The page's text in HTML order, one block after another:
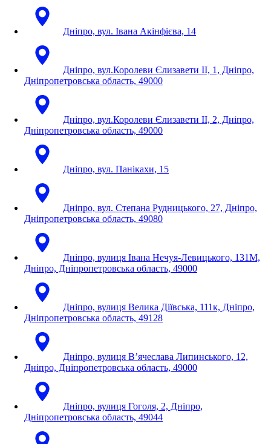
Дніпро, вул. Івана Акінфієва, 14
Дніпро, вул.Королеви Єлизавети ІІ, 1, Дніпро,
Дніпропетровська область, 49000
Дніпро, вул.Королеви Єлизавети ІІ, 2, Дніпро,
Дніпропетровська область, 49000
Дніпро, вул. Панікахи, 15
Дніпро, вул. Степана Рудницького, 27, Дніпро,
Дніпропетровська область, 49080
Дніпро, вулиця Івана Нечуя-Левицького, 131М,
Дніпро, Дніпропетровська область, 49000
Дніпро, вулиця Велика Діївська, 111к, Дніпро,
Дніпропетровська область, 49128
Дніпро, вулиця В’ячеслава Липинського, 12,
Дніпро, Дніпропетровська область, 49000
Дніпро, вулиця Гоголя, 2, Дніпро,
Дніпропетровська область, 49044